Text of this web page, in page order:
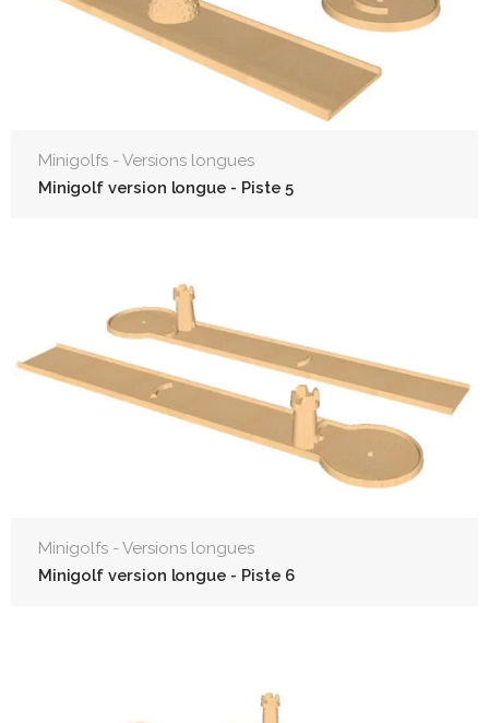
Minigolfs - Versions longues
Minigolf version longue - Piste 5
Minigolfs - Versions longues
Minigolf version longue - Piste 6